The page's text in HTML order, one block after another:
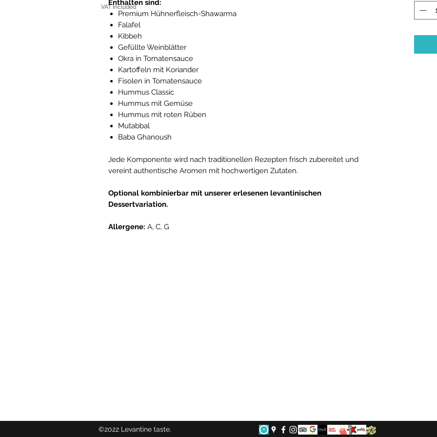
Enthalten sind:
Premium Hühnerfleisch-Shawarma
Falafel
Kibbeh
Gefüllte Weinblätter
Okra in Tomatensauce
Kartoffeln mit Koriander
Fisolen in Tomatensauce
Hummus Classic
Hummus mit Gemüse
Hummus mit roten Rüben
Mutabbal
Baba Ghanoush
Jede Komponente wird nach traditionellen Rezepten frisch zubereitet und
vereint authentische Aromen mit hochwertigen Zutaten.
Optional kombinierbar mit unserer erlesenen levantinischen
Dessertvariation.
Allergene: A, C, G
VAT Included
©2022 Levantine taste.